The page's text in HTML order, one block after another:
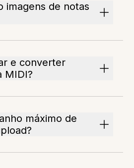
imagens de notas
e converter
MIDI?
máximo de